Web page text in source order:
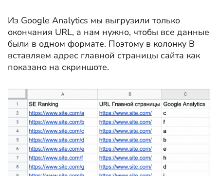
Из Google Analytics мы выгрузили только
окончания URL, а нам нужно, чтобы все данные
были в одном формате. Поэтому в колонку B
вставляем адрес главной страницы сайта как
показано на скриншоте.